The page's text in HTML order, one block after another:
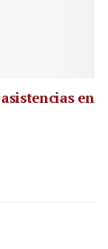
en